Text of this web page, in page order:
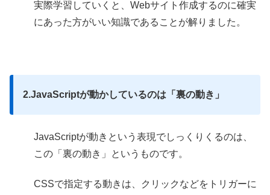
実際学習していくと、Webサイト作成するのに確実
にあった方がいい知識であることが解りました。
2.JavaScriptが動かしているのは「裏の動き」
JavaScriptが動きという表現でしっくりくるのは、
この「裏の動き」というものです。
CSSで指定する動きは、クリックなどをトリガーに